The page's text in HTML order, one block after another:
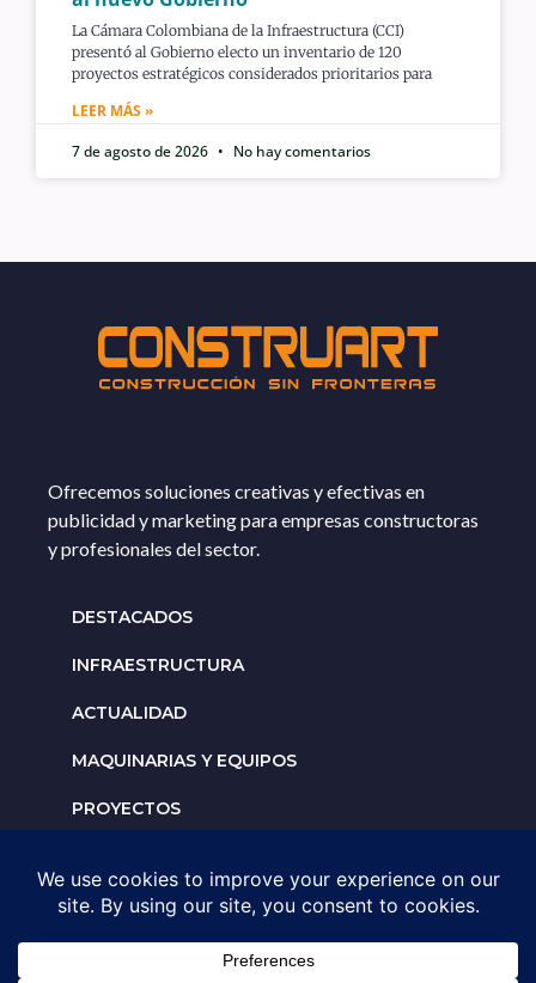
La Cámara Colombiana de la Infraestructura (CCI)
presentó al Gobierno electo un inventario de 120
proyectos estratégicos considerados prioritarios para
LEER MÁS »
7 de agosto de 2026
No hay comentarios
Ofrecemos soluciones creativas y efectivas en
publicidad y marketing para empresas constructoras
y profesionales del sector.
DESTACADOS
INFRAESTRUCTURA
ACTUALIDAD
MAQUINARIAS Y EQUIPOS
PROYECTOS
Solicita un espacio para
tu negocio